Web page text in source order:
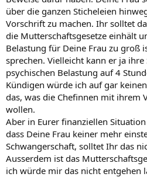
über die ganzen Sticheleien
Vorschrift zu machen. Ihr solltet
die Mutterschaftsgesetze einhält
Belastung für Deine Frau zu groß
sprechen. Vielleicht kann er ja
psychischen Belastung auf 4
Kündigen würde ich auf gar
das, was die Chefinnen mit ihrem
wollen.
Aber in Eurer finanziellen
dass Deine Frau keiner mehr
Schwangerschaft, solltet Ihr das
Ausserdem ist das
ich würde mir das nicht entgehen